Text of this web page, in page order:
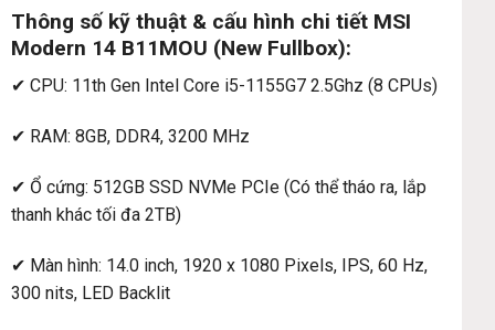
Thông số kỹ thuật & cấu hình chi tiết MSI
Modern 14 B11MOU (New Fullbox):
✔ CPU: 11th Gen Intel Core i5-1155G7 2.5Ghz (8 CPUs)
✔ RAM: 8GB, DDR4, 3200 MHz
✔ Ổ cứng: 512GB SSD NVMe PCIe (Có thể tháo ra, lắp
thanh khác tối đa 2TB)
✔ Màn hình: 14.0 inch, 1920 x 1080 Pixels, IPS, 60 Hz,
300 nits, LED Backlit